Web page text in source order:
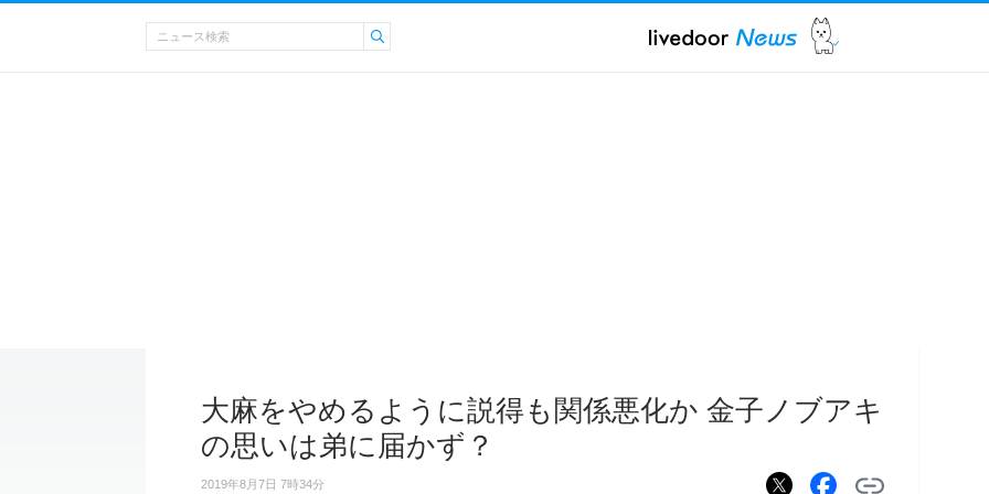
大麻をやめるように説得も関係悪化か 金子ノブアキ
の思いは弟に届かず？
2019年8月7日 7時34分